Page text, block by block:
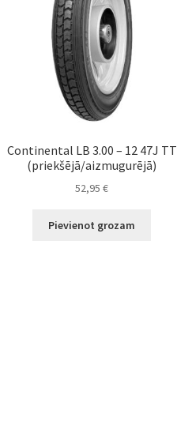
Continental LB 3.00 – 12 47J TT
(priekšējā/aizmugurējā)
52,95€
Pievienot grozam